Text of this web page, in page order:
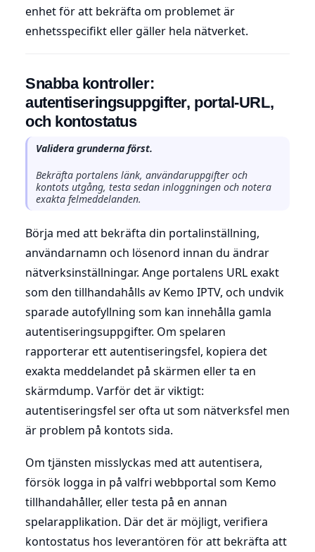
enhet för att bekräfta om problemet är
enhetsspecifikt eller gäller hela nätverket.
Snabba kontroller:
autentiseringsuppgifter, portal-URL,
och kontostatus
Validera grunderna först.
Bekräfta portalens länk, användaruppgifter och
kontots utgång, testa sedan inloggningen och notera
exakta felmeddelanden.
Börja med att bekräfta din portalinställning,
användarnamn och lösenord innan du ändrar
nätverksinställningar. Ange portalens URL exakt
som den tillhandahålls av Kemo IPTV, och undvik
sparade autofyllning som kan innehålla gamla
autentiseringsuppgifter. Om spelaren
rapporterar ett autentiseringsfel, kopiera det
exakta meddelandet på skärmen eller ta en
skärmdump. Varför det är viktigt:
autentiseringsfel ser ofta ut som nätverksfel men
är problem på kontots sida.
Om tjänsten misslyckas med att autentisera,
försök logga in på valfri webbportal som Kemo
tillhandahåller, eller testa på en annan
spelarapplikation. Där det är möjligt, verifiera
kontostatus hos leverantören för att bekräfta att